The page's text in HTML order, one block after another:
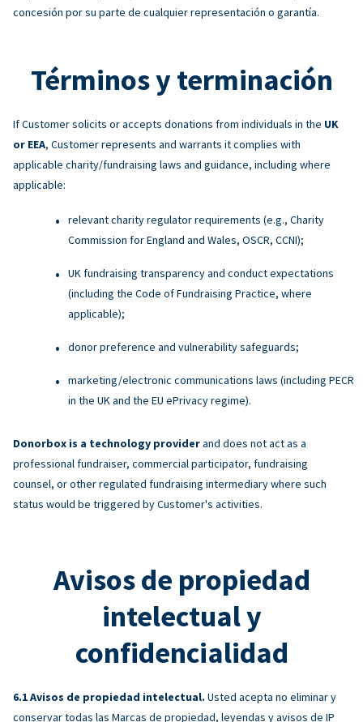
concesión por su parte de cualquier representación o garantía.
Términos y terminación
If Customer solicits or accepts donations from individuals in the UK
or EEA, Customer represents and warrants it complies with
applicable charity/fundraising laws and guidance, including where
applicable:
relevant charity regulator requirements (e.g., Charity
Commission for England and Wales, OSCR, CCNI);
UK fundraising transparency and conduct expectations
(including the Code of Fundraising Practice, where
applicable);
donor preference and vulnerability safeguards;
marketing/electronic communications laws (including PECR
in the UK and the EU ePrivacy regime).
Donorbox is a technology providerand does not act as a
professional fundraiser, commercial participator, fundraising
counsel, or other regulated fundraising intermediary where such
status would be triggered by Customer's activities.
Avisos de propiedad
intelectual y
confidencialidad
Avisos de propiedad intelectual. Usted acepta no eliminar y
conservar todas las Marcas de propiedad, leyendas y avisos de IP